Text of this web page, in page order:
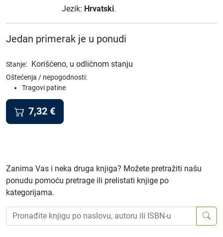
Jezik: Hrvatski.
Jedan primerak je u ponudi
Stanje: Korišćeno, u odličnom stanju
Oštećenja / nepogodnosti:
Tragovi patine
7,32 €
Zanima Vas i neka druga knjiga? Možete pretražiti našu
ponudu pomoću pretrage ili prelistati knjige po
kategorijama.